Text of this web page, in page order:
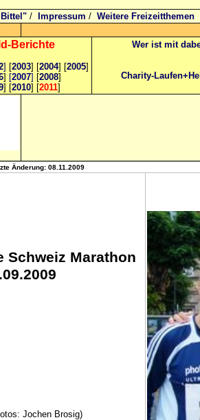
/ Impressum / Weitere Freizeitthemen
-Berichte
] [2003] [2004] [2005]
] [2007] [2008]
] [2010] [2011]
Wer ist mit
Charity-
Änderung: 08.11.2009
Schweiz Marathon
Jochen Brosig)